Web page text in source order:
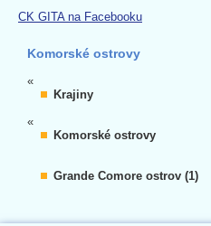
CK GITA na Facebooku
Komorské ostrovy
«
Krajiny
«
Komorské ostrovy
Grande Comore ostrov (1)